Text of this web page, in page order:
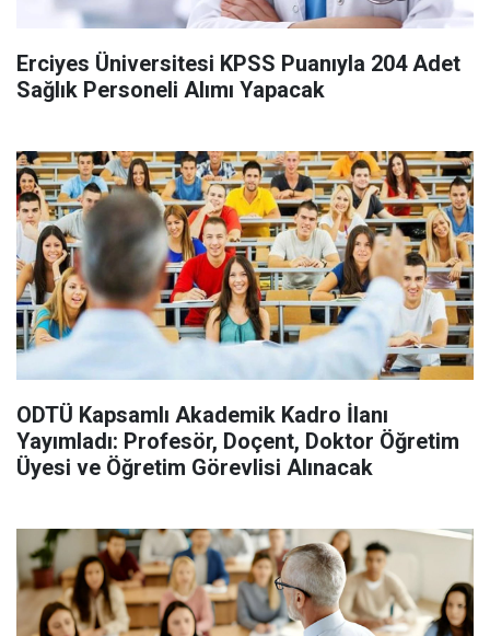
Erciyes Üniversitesi KPSS Puanıyla 204 Adet
Sağlık Personeli Alımı Yapacak
ODTÜ Kapsamlı Akademik Kadro İlanı
Yayımladı: Profesör, Doçent, Doktor Öğretim
Üyesi ve Öğretim Görevlisi Alınacak